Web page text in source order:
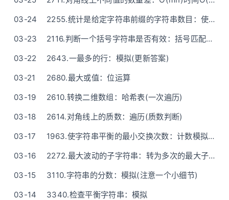
03-24
2255.统计是给定字符串前缀的字符串数目：使用库函数+计数
03-23
2116.判断一个括号字符串是否有效：括号匹配(两个变量一次遍历解决)
03-22
2643.一最多的行：模拟(更新答案)
03-21
2680.最大或值：位运算
03-19
2610.转换二维数组：哈希表(一次遍历)
03-18
2614.对角线上的质数：遍历(质数判断)
03-17
1963.使字符串平衡的最小交换次数：计数模拟(不需要麻烦的“三种写法一步步优化”)
03-16
2272.最大波动的子字符串：转为多次的最大子数组和 - 一步步思考推导
03-15
3110.字符串的分数：模拟(注意一个小细节)
03-14
3340.检查平衡字符串：模拟